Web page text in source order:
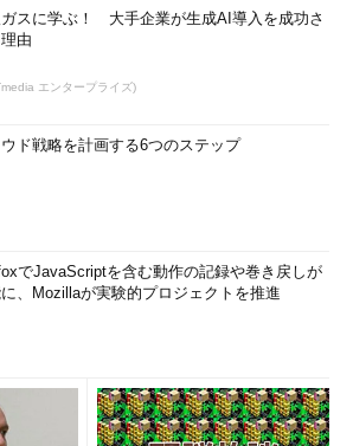
スに学ぶ！ 大手企業が生成AI導入を成功さ
由
エンタープライズ)
ド戦略を計画する6つのステップ
でJavaScriptを含む動作の記録や巻き戻しが
、Mozillaが実験的プロジェクトを推進